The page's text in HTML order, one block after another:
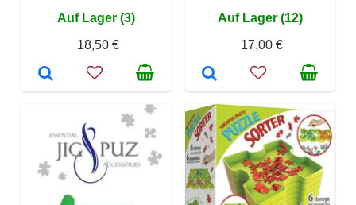
Auf Lager (3)
18,50 €
Auf Lager (12)
17,00 €